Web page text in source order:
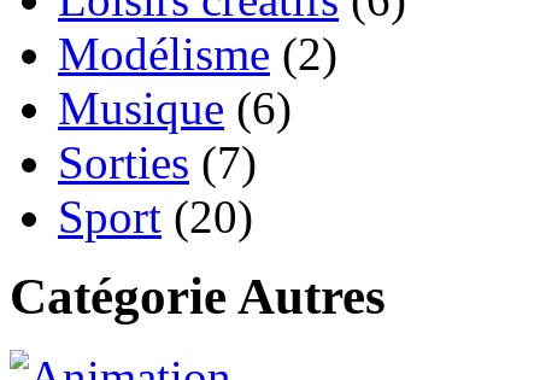
Modélisme (2)
Musique (6)
Sorties (7)
Sport (20)
Catégorie Autres